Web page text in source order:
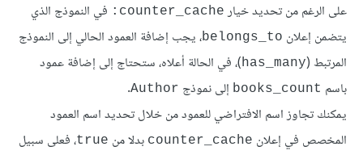
على الرغم من تحديد خيار counter_cache:
في النموذج الذي
يتضمن إعلان belongs_to، يجب إضافة العمود الحالي إلى النموذج
المرتبط (has_many)، في الحالة أعلاه، ستحتاج إلى إضافة عمود
باسم books_count إلى نموذج Author
.
يمكنك تجاوز اسم الافتراضي للعمود من خلال تحديد اسم العمود
المخصص في إعلان counter_cache بدلا من true، فعلى سبيل